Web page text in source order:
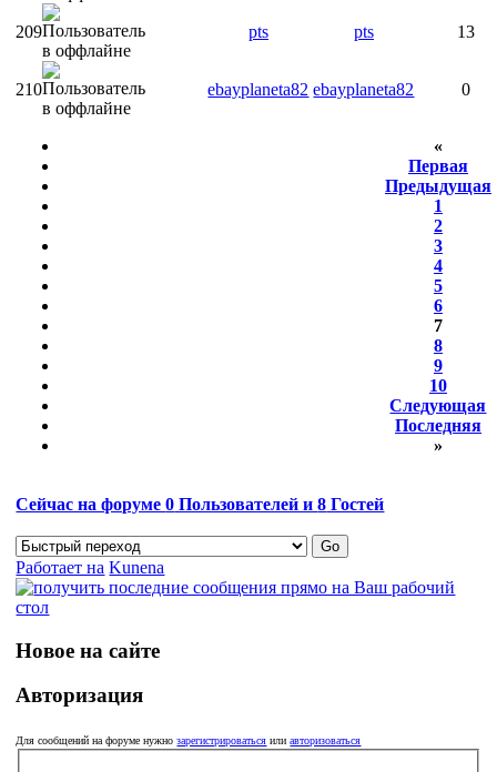
209 pts pts 13
210 ebayplaneta82 ebayplaneta82 0
«
Первая
Предыдущая
1
2
3
4
5
6
7
8
9
10
Следующая
Последняя
»
Сейчас на форуме0 Пользователей и8 Гостей
Работает на Kunena
Новое на сайте
Авторизация
Для сообщений на форуме нужнозарегистрироваться илиавторизоваться